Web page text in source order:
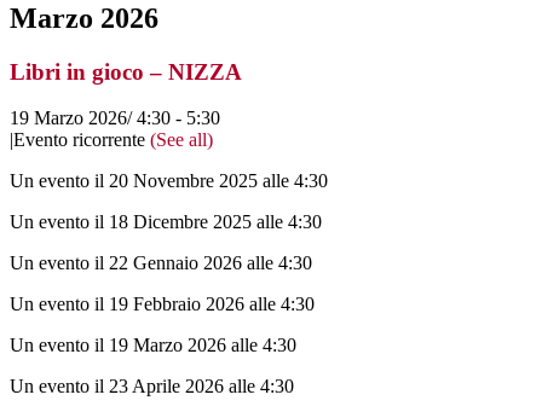
Marzo 2026
Libri in gioco – NIZZA
19 Marzo 2026/ 4:30 - 5:30
|Evento ricorrente (See all)
Un evento il 20 Novembre 2025 alle 4:30
Un evento il 18 Dicembre 2025 alle 4:30
Un evento il 22 Gennaio 2026 alle 4:30
Un evento il 19 Febbraio 2026 alle 4:30
Un evento il 19 Marzo 2026 alle 4:30
Un evento il 23 Aprile 2026 alle 4:30